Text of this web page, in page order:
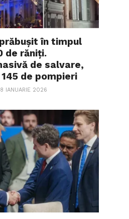
în timpul
de răniți.
de salvare,
de pompieri
IANUARIE 2026